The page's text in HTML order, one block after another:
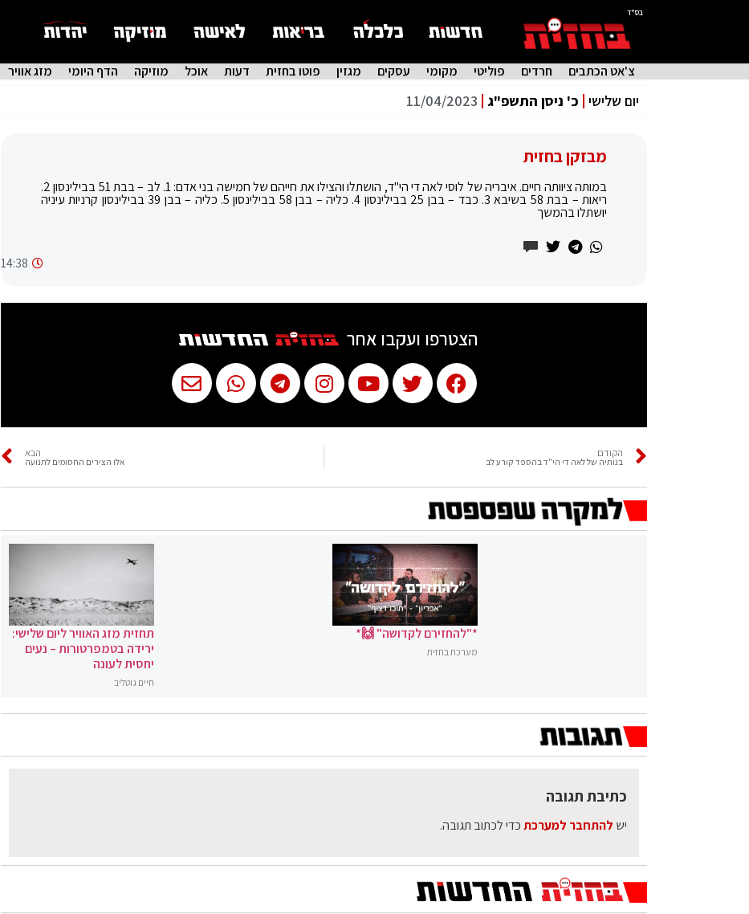
בס"ד
צ'אט הכתבים חרדים פוליטי מקומי עסקים מגזין פוטו בחזית דעות אוכל מוזיקה הדף היומי מזג אוויר
יום שלישי כ' ניסן התשפ"ג 11/04/2023
מבזקן בחזית
במותה ציוותה חיים. איבריה של לוסי לאה די הי"ד, הושתלו והצילו את חייהם של חמישה בני אדם: 1. לב – בבת 51 בבילינסון 2.
ריאות – בבת 58 בשיבא 3. כבד – בבן 25 בבילינסון 4. כליה – בבן 58 בבילינסון 5. כליה – בבן 39 בבילינסון קרניות עיניה
יושתלו בהמשך
14:38
הצטרפו ועקבו אחר
הקודם
בנותיה של לאה די הי"ד בהספד קורע לב
הבא
אלו הצירים החסומים לתנועה
*"להחזירם לקדושה" 🙌*
מערכת בחזית
תחזית מזג האוויר ליום שלישי:
ירידה בטמפרטורות – נעים
יחסית לעונה
חיים גוטליב
כתיבת תגובה
יש להתחבר למערכתכדי לכתוב תגובה.